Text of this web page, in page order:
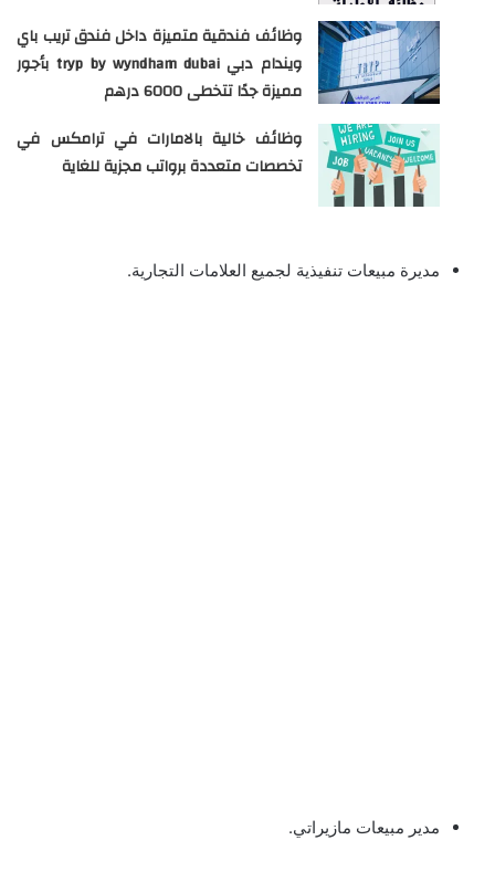
وظائف فندقية متميزة داخل فندق تريب باي
ويندام دبي tryp by wyndham dubai بأجور
مميزة جدًا تتخطى 6000 درهم
وظائف خالية بالامارات في ترامكس في
تخصصات متعددة برواتب مجزية للغاية
مديرة مبيعات تنفيذية لجميع العلامات التجارية.
مدير مبيعات مازيراتي.